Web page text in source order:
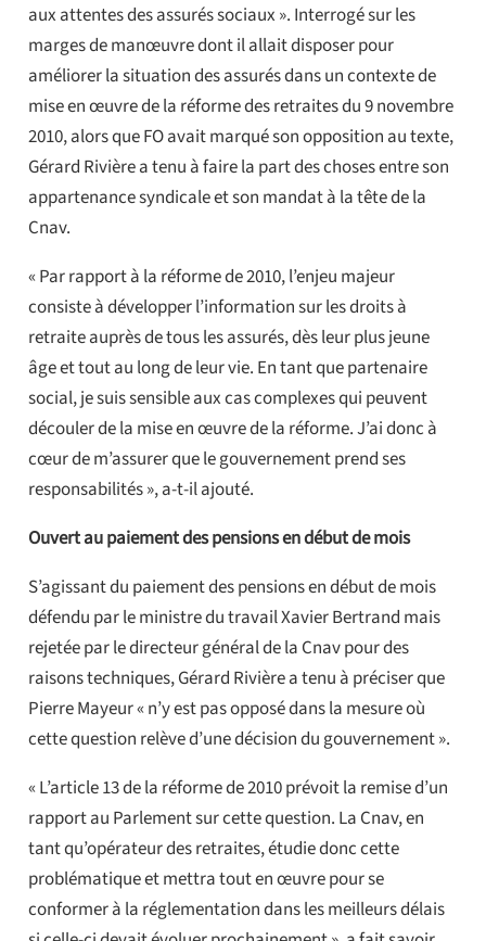
aux attentes des assurés sociaux ». Interrogé sur les
marges de manœuvre dont il allait disposer pour
améliorer la situation des assurés dans un contexte de
mise en œuvre de la réforme des retraites du 9 novembre
2010, alors que FO avait marqué son opposition au texte,
Gérard Rivière a tenu à faire la part des choses entre son
appartenance syndicale et son mandat à la tête de la
Cnav.
« Par rapport à la réforme de 2010, l’enjeu majeur
consiste à développer l’information sur les droits à
retraite auprès de tous les assurés, dès leur plus jeune
âge et tout au long de leur vie. En tant que partenaire
social, je suis sensible aux cas complexes qui peuvent
découler de la mise en œuvre de la réforme. J’ai donc à
cœur de m’assurer que le gouvernement prend ses
responsabilités », a-t-il ajouté.
Ouvert au paiement des pensions en début de mois
S’agissant du paiement des pensions en début de mois
défendu par le ministre du travail Xavier Bertrand mais
rejetée par le directeur général de la Cnav pour des
raisons techniques, Gérard Rivière a tenu à préciser que
Pierre Mayeur « n’y est pas opposé dans la mesure où
cette question relève d’une décision du gouvernement ».
« L’article 13 de la réforme de 2010 prévoit la remise d’un
rapport au Parlement sur cette question. La Cnav, en
tant qu’opérateur des retraites, étudie donc cette
problématique et mettra tout en œuvre pour se
conformer à la réglementation dans les meilleurs délais